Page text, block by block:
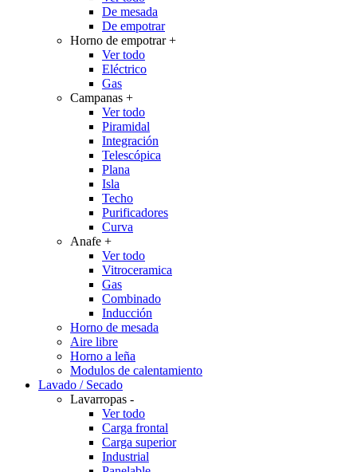
De mesada
De empotrar
Horno de empotrar+
Ver todo
Eléctrico
Gas
Campanas +
Ver todo
Piramidal
Integración
Telescópica
Plana
Isla
Techo
Purificadores
Curva
Anafe +
Ver todo
Vitroceramica
Gas
Combinado
Inducción
Horno de mesada
Aire libre
Horno a leña
Modulos de calentamiento
Lavado / Secado
Lavarropas -
Ver todo
Carga frontal
Carga superior
Industrial